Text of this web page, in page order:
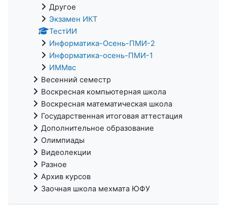
Другое
Экзамен ИКТ
ТестИИ
Информатика-Осень-ПМИ-2
Информатика-осень-ПМИ-1
ИММвс
Весенний семестр
Воскресная компьютерная школа
Воскресная математическая школа
Государственная итоговая аттестация
Дополнительное образование
Олимпиады
Видеолекции
Разное
Архив курсов
Заочная школа мехмата ЮФУ